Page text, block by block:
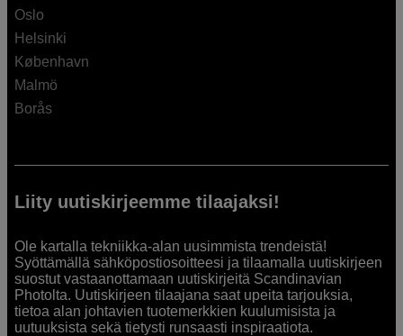
Oslo
Helsinki
København
Malmö
Borås
Liity uutiskirjeemme tilaajaksi!
Ole kartalla tekniikka-alan uusimmista trendeistä!
Syöttämällä sähköpostiosoitteesi ja tilaamalla uutiskirjeen
suostut vastaanottamaan uutiskirjeitä Scandinavian
Photolta. Uutiskirjeen tilaajana saat upeita tarjouksia,
tietoa alan johtavien tuotemerkkien kuulumisista ja
uutuuksista sekä tietysti runsaasti inspiraatiota.